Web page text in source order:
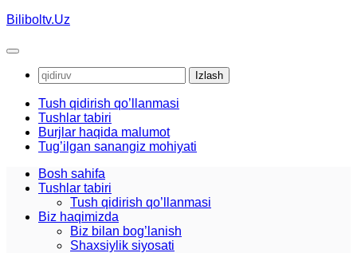
Skip
content
Biliboltv.Uz
Qidirshish:
Tush qidirish qo’llanmasi
Tushlar tabiri
Burjlar haqida malumot
Tug’ilgan sanangiz mohiyati
Bosh sahifa
Tushlar tabiri
Tush qidirish qo’llanmasi
Biz haqimizda
Biz bilan bog’lanish
Shaxsiylik siyosati